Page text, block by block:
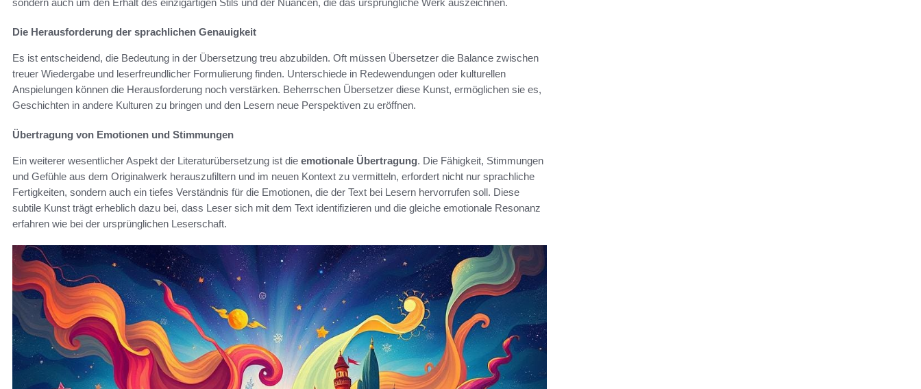
sondern auch um den Erhalt des einzigartigen Stils und der Nuancen, die das ursprüngliche Werk auszeichnen.
Die Herausforderung der sprachlichen Genauigkeit
Es ist entscheidend, die Bedeutung in der Übersetzung treu abzubilden. Oft müssen Übersetzer die Balance zwischen
treuer Wiedergabe und leserfreundlicher Formulierung finden. Unterschiede in Redewendungen oder kulturellen
Anspielungen können die Herausforderung noch verstärken. Beherrschen Übersetzer diese Kunst, ermöglichen sie es,
Geschichten in andere Kulturen zu bringen und den Lesern neue Perspektiven zu eröffnen.
Übertragung von Emotionen und Stimmungen
Ein weiterer wesentlicher Aspekt der Literaturübersetzung ist die emotionale Übertragung. Die Fähigkeit, Stimmungen
und Gefühle aus dem Originalwerk herauszufiltern und im neuen Kontext zu vermitteln, erfordert nicht nur sprachliche
Fertigkeiten, sondern auch ein tiefes Verständnis für die Emotionen, die der Text bei Lesern hervorrufen soll. Diese
subtile Kunst trägt erheblich dazu bei, dass Leser sich mit dem Text identifizieren und die gleiche emotionale Resonanz
erfahren wie bei der ursprünglichen Leserschaft.